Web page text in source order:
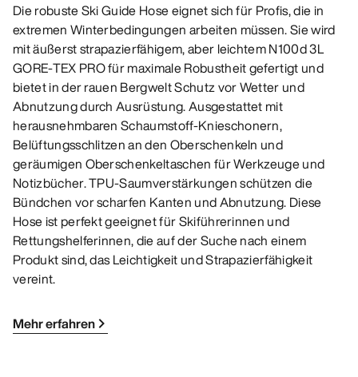
Die robuste Ski Guide Hose eignet sich für Profis, die in
extremen Winterbedingungen arbeiten müssen. Sie wird
mit äußerst strapazierfähigem, aber leichtem N100d 3L
GORE-TEX PRO für maximale Robustheit gefertigt und
bietet in der rauen Bergwelt Schutz vor Wetter und
Abnutzung durch Ausrüstung. Ausgestattet mit
herausnehmbaren Schaumstoff-Knieschonern,
Belüftungsschlitzen an den Oberschenkeln und
geräumigen Oberschenkeltaschen für Werkzeuge und
Notizbücher. TPU-Saumverstärkungen schützen die
Bündchen vor scharfen Kanten und Abnutzung. Diese
Hose ist perfekt geeignet für Skiführerinnen und
Rettungshelferinnen, die auf der Suche nach einem
Produkt sind, das Leichtigkeit und Strapazierfähigkeit
vereint.
Mehr erfahren